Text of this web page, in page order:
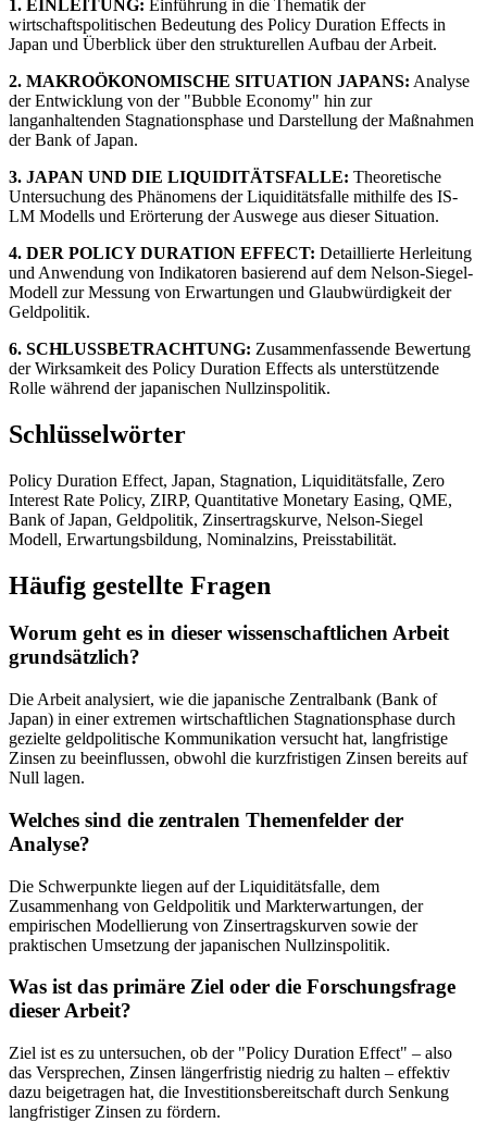
1. EINLEITUNG: Einführung in die Thematik der
wirtschaftspolitischen Bedeutung des Policy Duration Effects in
Japan und Überblick über den strukturellen Aufbau der Arbeit.
2. MAKROÖKONOMISCHE SITUATION JAPANS: Analyse
der Entwicklung von der "Bubble Economy" hin zur
langanhaltenden Stagnationsphase und Darstellung der Maßnahmen
der Bank of Japan.
3. JAPAN UND DIE LIQUIDITÄTSFALLE: Theoretische
Untersuchung des Phänomens der Liquiditätsfalle mithilfe des IS-
LM Modells und Erörterung der Auswege aus dieser Situation.
4. DER POLICY DURATION EFFECT: Detaillierte Herleitung
und Anwendung von Indikatoren basierend auf dem Nelson-Siegel-
Modell zur Messung von Erwartungen und Glaubwürdigkeit der
Geldpolitik.
6. SCHLUSSBETRACHTUNG: Zusammenfassende Bewertung
der Wirksamkeit des Policy Duration Effects als unterstützende
Rolle während der japanischen Nullzinspolitik.
Schlüsselwörter
Policy Duration Effect, Japan, Stagnation, Liquiditätsfalle, Zero
Interest Rate Policy, ZIRP, Quantitative Monetary Easing, QME,
Bank of Japan, Geldpolitik, Zinsertragskurve, Nelson-Siegel
Modell, Erwartungsbildung, Nominalzins, Preisstabilität.
Häufig gestellte Fragen
Worum geht es in dieser wissenschaftlichen Arbeit
grundsätzlich?
Die Arbeit analysiert, wie die japanische Zentralbank (Bank of
Japan) in einer extremen wirtschaftlichen Stagnationsphase durch
gezielte geldpolitische Kommunikation versucht hat, langfristige
Zinsen zu beeinflussen, obwohl die kurzfristigen Zinsen bereits auf
Null lagen.
Welches sind die zentralen Themenfelder der
Analyse?
Die Schwerpunkte liegen auf der Liquiditätsfalle, dem
Zusammenhang von Geldpolitik und Markterwartungen, der
empirischen Modellierung von Zinsertragskurven sowie der
praktischen Umsetzung der japanischen Nullzinspolitik.
Was ist das primäre Ziel oder die Forschungsfrage
dieser Arbeit?
Ziel ist es zu untersuchen, ob der "Policy Duration Effect" – also
das Versprechen, Zinsen längerfristig niedrig zu halten – effektiv
dazu beigetragen hat, die Investitionsbereitschaft durch Senkung
langfristiger Zinsen zu fördern.